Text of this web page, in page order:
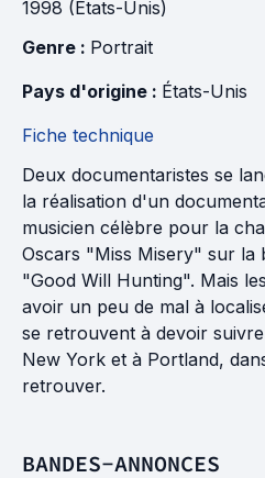
1998 (États-Unis)
Genre : Portrait
Pays d'origine : États-Unis
Fiche technique
Deux documentaristes se
la réalisation d'un
musicien célèbre pour la
Oscars "Miss Misery" sur la
"Good Will Hunting". Mais
avoir un peu de mal à
se retrouvent à devoir
New York et à Portland,
retrouver.
BANDES-ANNONCES